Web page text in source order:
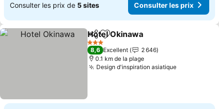
Consulter les prix de 5 sites Consulter les prix
PartagerAjouter à mes favoris
Hotel Okinawa
3 Étoiles
8,6 Excellent
2 646
0.1 km de la plage
Design d'inspiration asiatique